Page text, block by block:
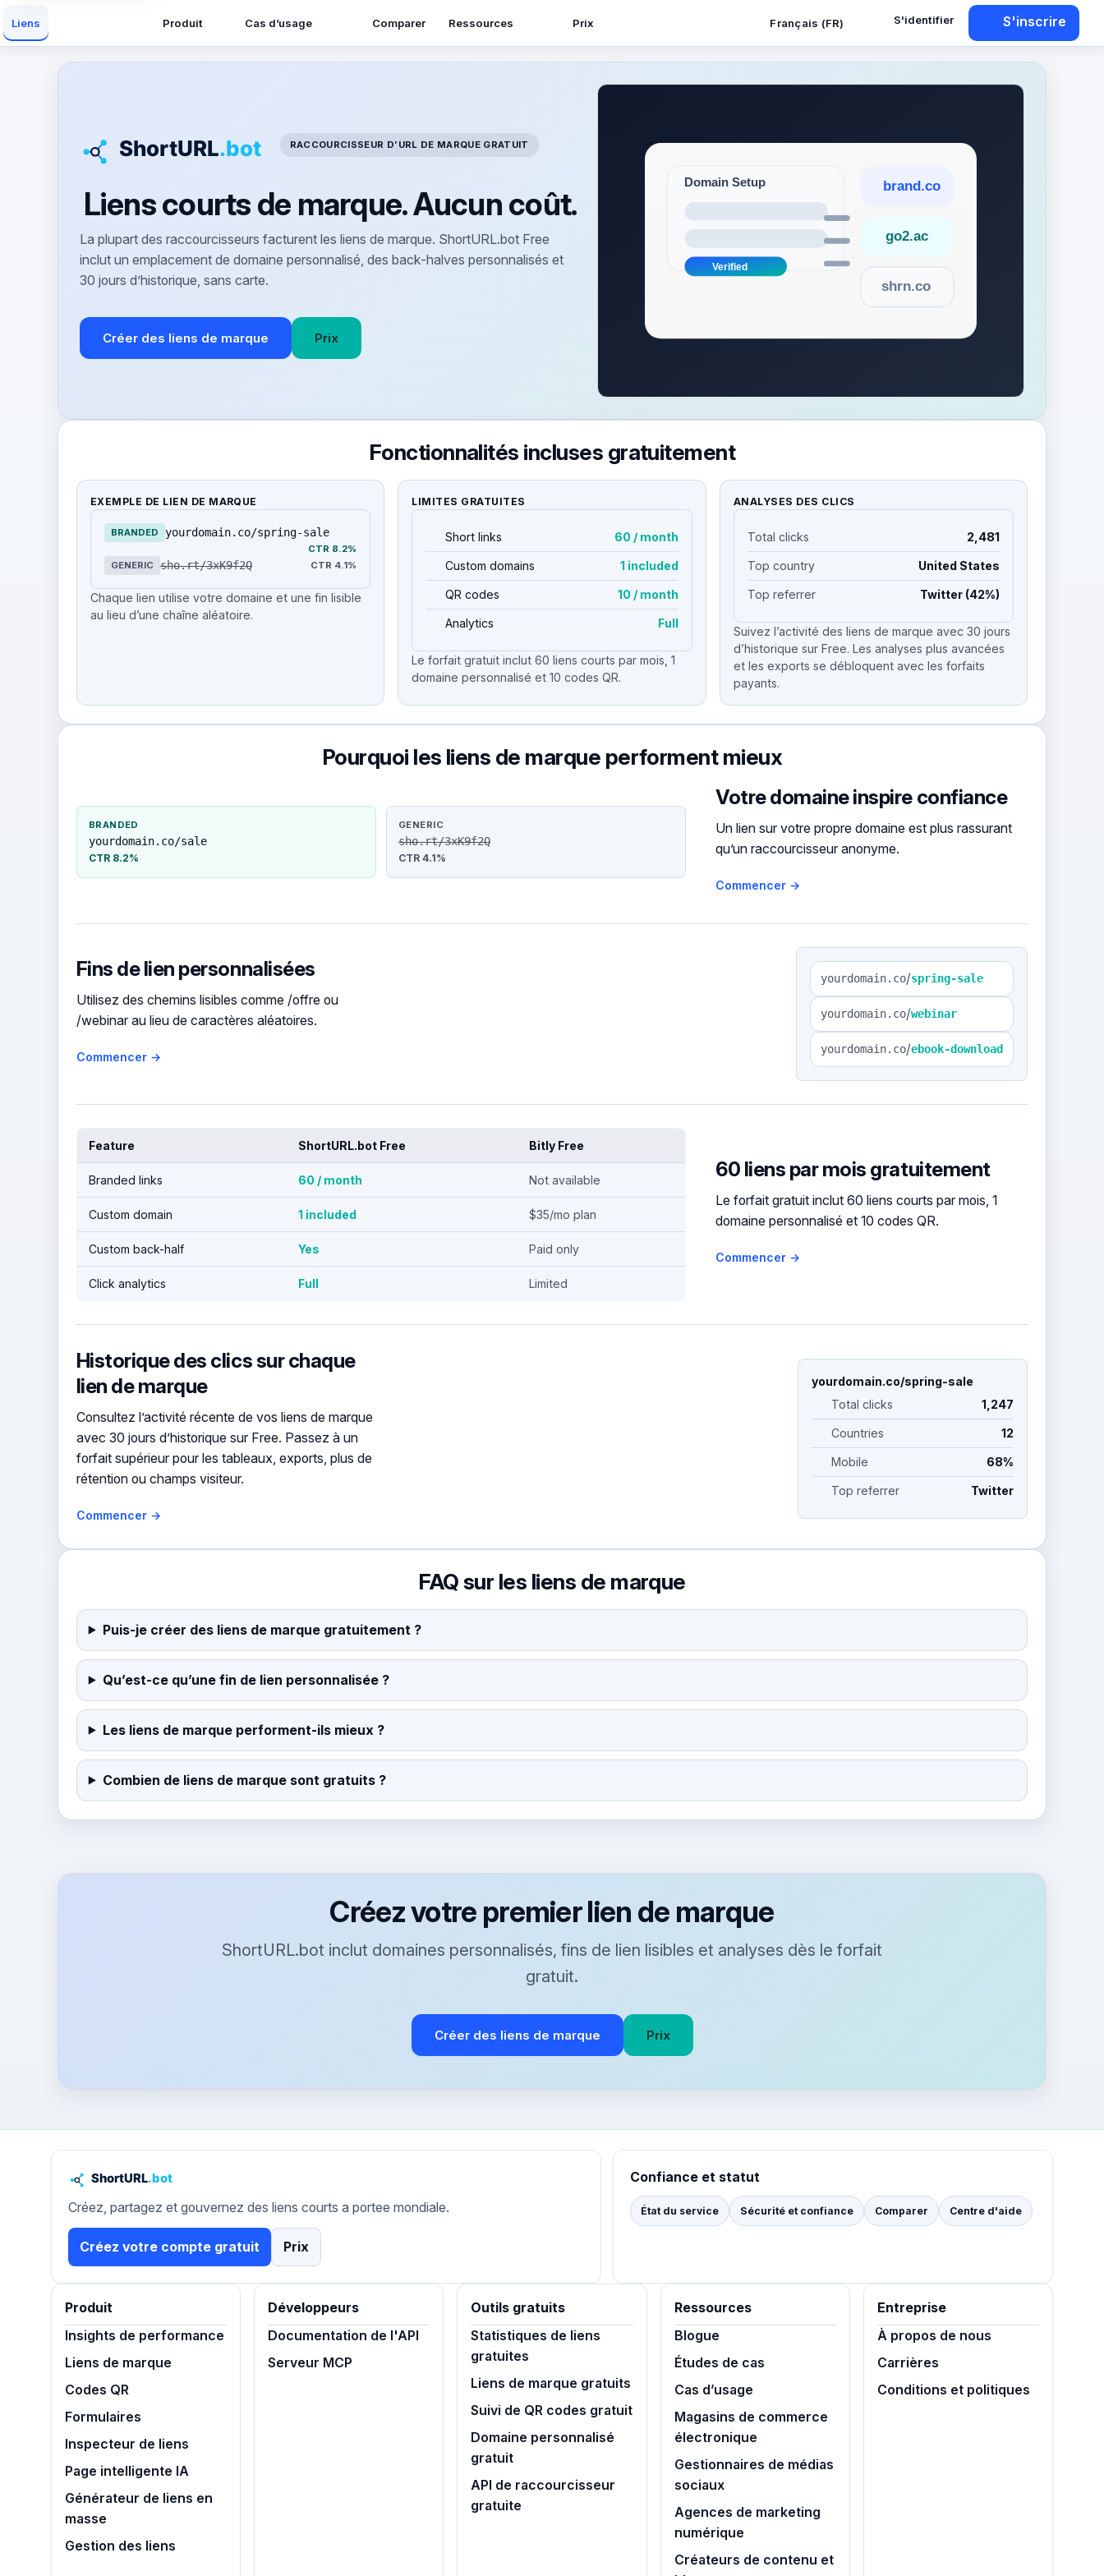
Liens Produit Cas d’usage Comparer Ressources Prix Français (FR) S'identifier S'inscrire
RACCOURCISSEUR D’URL DE MARQUE GRATUIT
Liens courts de marque. Aucun coût.
La plupart des raccourcisseurs facturent les liens de marque. ShortURL.bot Free
inclut un emplacement de domaine personnalisé, des back-halves personnalisés et
30 jours d’historique, sans carte.
Créer des liens de marque Prix
Fonctionnalités incluses gratuitement
EXEMPLE DE LIEN DE MARQUE
BRANDED yourdomain.co/spring-sale
CTR 8.2%
GENERIC
sho.rt/3xK9f2Q CTR 4.1%
Chaque lien utilise votre domaine et une fin lisible
au lieu d’une chaîne aléatoire.
LIMITES GRATUITES
Short links 60 / month
Custom domains 1 included
QR codes 10 / month
Analytics Full
Le forfait gratuit inclut 60 liens courts par mois, 1
domaine personnalisé et 10 codes QR.
ANALYSES DES CLICS
Total clicks 2,481
Top country United States
Top referrer Twitter (42%)
Suivez l’activité des liens de marque avec 30 jours
d’historique sur Free. Les analyses plus avancées
et les exports se débloquent avec les forfaits
payants.
Pourquoi les liens de marque performent mieux
BRANDED
yourdomain.co/sale
CTR 8.2%
GENERIC
sho.rt/3xK9f2Q
CTR 4.1%
Votre domaine inspire confiance
Un lien sur votre propre domaine est plus rassurant
qu’un raccourcisseur anonyme.
Commencer →
yourdomain.co/spring-sale
yourdomain.co/webinar
yourdomain.co/ebook-download
Fins de lien personnalisées
Utilisez des chemins lisibles comme /offre ou
/webinar au lieu de caractères aléatoires.
Commencer →
Feature ShortURL.bot Free Bitly Free
Branded links 60 / month Not available
Custom domain 1 included $35/mo plan
Custom back-half Yes Paid only
Click analytics Full Limited
60 liens par mois gratuitement
Le forfait gratuit inclut 60 liens courts par mois, 1
domaine personnalisé et 10 codes QR.
Commencer →
yourdomain.co/spring-sale
Total clicks
1,247
Countries 12
Mobile 68%
Top referrer Twitter
Historique des clics sur chaque
lien de marque
Consultez l’activité récente de vos liens de marque
avec 30 jours d’historique sur Free. Passez à un
forfait supérieur pour les tableaux, exports, plus de
rétention ou champs visiteur.
Commencer →
FAQ sur les liens de marque
Puis-je créer des liens de marque gratuitement ?
Qu’est-ce qu’une fin de lien personnalisée ?
Les liens de marque performent-ils mieux ?
Combien de liens de marque sont gratuits ?
Créez votre premier lien de marque
ShortURL.bot inclut domaines personnalisés, fins de lien lisibles et analyses dès le forfait
gratuit.
Créer des liens de marque Prix
Créez, partagez et gouvernez des liens courts a portee mondiale.
Créez votre compte gratuit Prix
Confiance et statut
État du service Sécurité et confiance Comparer Centre d'aide
Produit
Insights de performance
Liens de marque
Codes QR
Formulaires
Inspecteur de liens
Page intelligente IA
Générateur de liens en
masse
Gestion des liens
Développeurs
Documentation de l'API
Serveur MCP
Outils gratuits
Statistiques de liens
gratuites
Liens de marque gratuits
Suivi de QR codes gratuit
Domaine personnalisé
gratuit
API de raccourcisseur
gratuite
Ressources
Blogue
Études de cas
Cas d’usage
Magasins de commerce
électronique
Gestionnaires de médias
sociaux
Agences de marketing
numérique
Créateurs de contenu et
Entreprise
À propos de nous
Carrières
Conditions et politiques